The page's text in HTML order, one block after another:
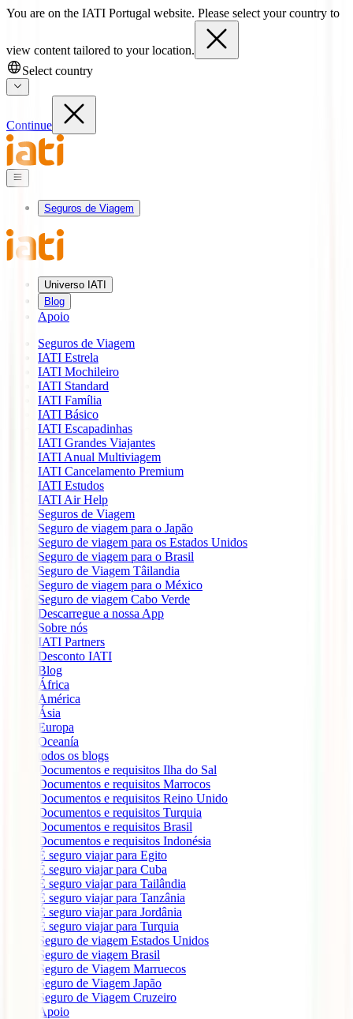
You are on the IATI Portugal website. Please select your country to
view content tailored to your location.
Select country
Continue
Seguros de Viagem
Universo IATI
Blog
Apoio
Seguros de Viagem
IATI Estrela
IATI Mochileiro
IATI Standard
IATI Família
IATI Básico
IATI Escapadinhas
IATI Grandes Viajantes
IATI Anual Multiviagem
IATI Cancelamento Premium
IATI Estudos
IATI Air Help
Seguros de Viagem
Seguro de viagem para o Japão
Seguro de viagem para os Estados Unidos
Seguro de viagem para o Brasil
Seguro de Viagem Tâilandia
Seguro de viagem para o México
Seguro de viagem Cabo Verde
Descarregue a nossa App
Sobre nós
IATI Partners
Desconto IATI
Blog
África
América
Ásia
Europa
Oceanía
todos os blogs
Documentos e requisitos Ilha do Sal
Documentos e requisitos Marrocos
Documentos e requisitos Reino Unido
Documentos e requisitos Turquia
Documentos e requisitos Brasil
Documentos e requisitos Indonésia
É seguro viajar para Egito
É seguro viajar para Cuba
É seguro viajar para Tailândia
É seguro viajar para Tanzânia
É seguro viajar para Jordânia
É seguro viajar para Turquia
Seguro de viagem Estados Unidos
Seguro de viagem Brasil
Seguro de Viagem Marruecos
Seguro de Viagem Japão
Seguro de Viagem Cruzeiro
Apoio